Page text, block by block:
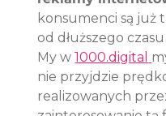
konsumenci są już
od dłuższego
My w 1000.digital
nie przyjdzie
realizowanych